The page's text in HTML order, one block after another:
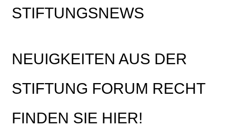
STIFTUNGSNEWS
NEUIGKEITEN AUS DER
STIFTUNG FORUM RECHT
FINDEN SIE HIER!